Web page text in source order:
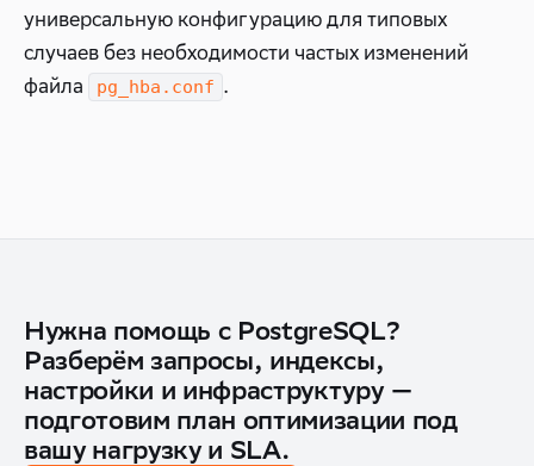
универсальную конфигурацию для типовых
случаев без необходимости частых изменений
файла
pg_hba.conf .
Нужна помощь с PostgreSQL?
Разберём запросы, индексы,
настройки и инфраструктуру —
подготовим план оптимизации под
вашу нагрузку и SLA.